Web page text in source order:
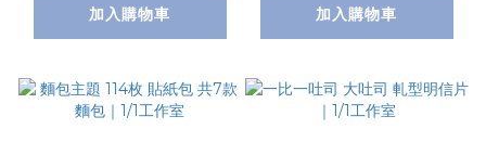
加入購物車 加入購物車